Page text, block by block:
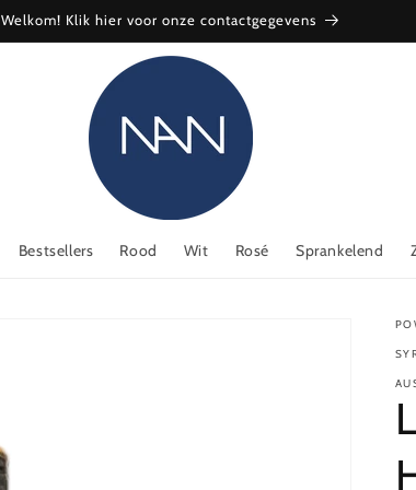
Welkom! Klik hier voor onze contactgegevens
Bestsellers Rood Wit Rosé Sprankelend